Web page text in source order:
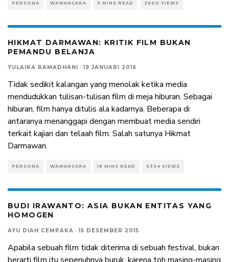
PERSONA WAWANCARA 9 MINS READ 2600 VIEWS
HIKMAT DARMAWAN: KRITIK FILM BUKAN
PEMANDU BELANJA
YULAIKA RAMADHANI · 19 JANUARI 2016
Tidak sedikit kalangan yang menolak ketika media
mendudukkan tulisan-tulisan film di meja hiburan. Sebagai
hiburan, film hanya ditulis ala kadarnya. Beberapa di
antaranya menanggapi dengan membuat media sendiri
terkait kajian dan telaah film. Salah satunya Hikmat
Darmawan.
PERSONA WAWANCARA 18 MINS READ 6334 VIEWS
BUDI IRAWANTO: ASIA BUKAN ENTITAS YANG
HOMOGEN
AYU DIAH CEMPAKA · 15 DESEMBER 2015
Apabila sebuah film tidak diterima di sebuah festival, bukan